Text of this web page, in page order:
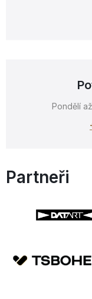
Pondělí
Partneři